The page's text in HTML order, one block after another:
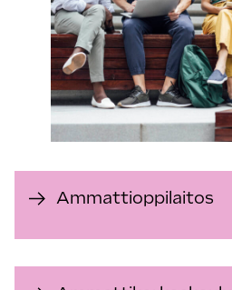
Ammattioppilaitos